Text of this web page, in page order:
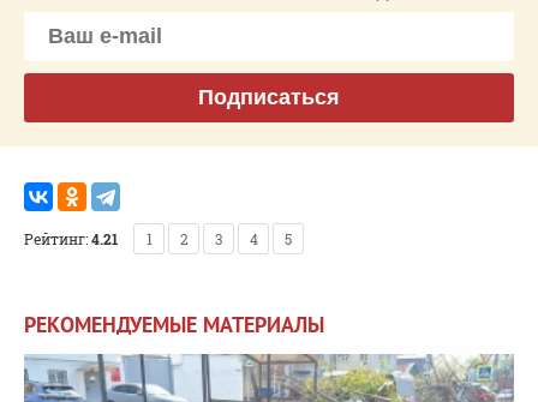
Подписаться
Рейтинг:4.21 1 2 3 4 5
РЕКОМЕНДУЕМЫЕ МАТЕРИАЛЫ